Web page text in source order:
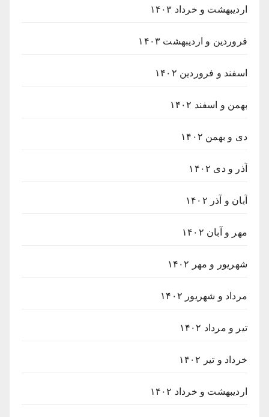
اردیبهشت و خرداد ۱۴۰۳
فروردین و اردیبهشت ۱۴۰۳
اسفند و فروردین ۱۴۰۲
بهمن و اسفند ۱۴۰۲
دی و بهمن ۱۴۰۲
آذر و دی ۱۴۰۲
آبان و آذر ۱۴۰۲
مهر و آبان ۱۴۰۲
شهریور و مهر ۱۴۰۲
مرداد و شهریور ۱۴۰۲
تیر و مرداد ۱۴۰۲
خرداد و تیر ۱۴۰۲
اردیبهشت و خرداد ۱۴۰۲